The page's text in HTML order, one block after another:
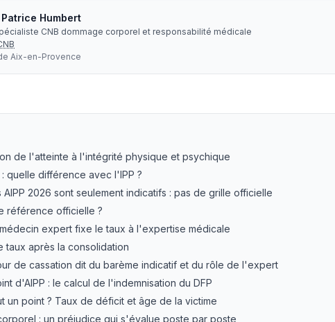
Patrice Humbert
CNB dommage corporel et responsabilité médicale
Aix-en-Provence
de l'atteinte à l'intégrité physique et psychique
: quelle différence avec l'IPP ?
AIPP 2026 sont seulement indicatifs : pas de grille officielle
référence officielle ?
expert fixe le taux à l'expertise médicale
taux après la consolidation
de cassation dit du barème indicatif et du rôle de l'expert
d'AIPP : le calcul de l'indemnisation du DFP
un point ? Taux de déficit et âge de la victime
: un préjudice qui s'évalue poste par poste